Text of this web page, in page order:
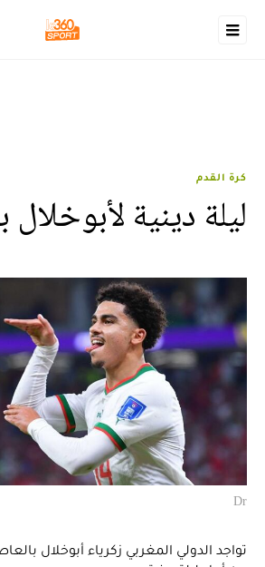
كرة القدم
ليلة دينية لأبوخلال
Dr
تواجد الدولي المغربي زكرياء أبوخلال